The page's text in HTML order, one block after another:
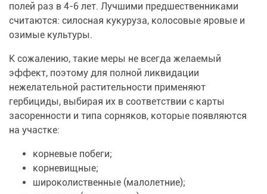
полей раз в 4-6 лет. Лучшими предшественниками
считаются: силосная кукуруза, колосовые яровые и
озимые культуры.
К сожалению, такие меры не всегда желаемый
эффект, поэтому для полной ликвидации
нежелательной растительности применяют
гербициды, выбирая их в соответствии с карты
засоренности и типа сорняков, которые появляются
на участке:
корневые побеги;
корневищные;
широколиственные (малолетние);